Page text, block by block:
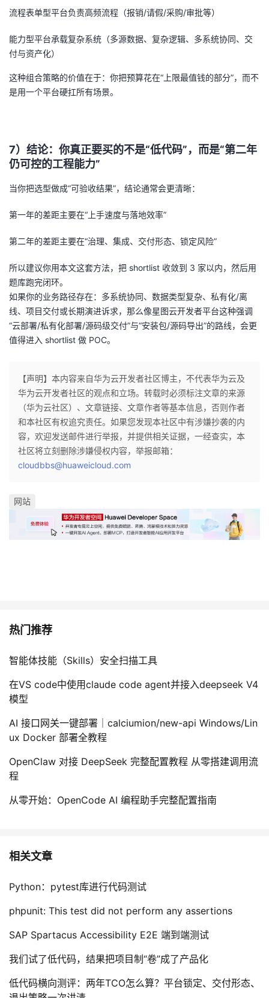
流程表单型平台负责高频流程（报销/请假/采购/审批等）
能力型平台承载复杂系统（多源数据、复杂逻辑、多系统协同、交
付与资产化）
这种组合策略的价值在于：你把预算花在“上限最值钱的部分”，而不
是用一个平台硬扛所有场景。
7）结论：你真正要买的不是“低代码”，而是“第二年
仍可控的工程能力”
当你把选型做成“可验收结果”，结论通常会更清晰：
第一年的差距主要在“上手速度与落地效率”
第二年的差距主要在“治理、集成、交付形态、锁定风险”
所以建议你用本文这套方法，把 shortlist 收敛到 3 家以内，然后用
题库跑完闭环。
如果你的业务路径存在：多系统协同、数据类型复杂、私有化/离
线、项目交付或长期演进诉求，那么像星图云开发者平台这种强调
“云部署/私有化部署/源码级交付”与“安装包/源码导出”的路线，会更
值得进入 shortlist 做 POC。
【声明】本内容来自华为云开发者社区博主，不代表华为云及
华为云开发者社区的观点和立场。转载时必须标注文章的来源
（华为云社区）、文章链接、文章作者等基本信息，否则作者
和本社区有权追究责任。如果您发现本社区中有涉嫌抄袭的内
容，欢迎发送邮件进行举报，并提供相关证据，一经查实，本
社区将立刻删除涉嫌侵权内容，举报邮箱：
cloudbbs@huaweicloud.com
网站
热门推荐
智能体技能（Skills）安全扫描工具
在VS code中使用claude code agent并接入deepseek V4
模型
AI 接口网关一键部署｜calciumion/new-api Windows/Lin
ux Docker 部署全教程
OpenClaw 对接 DeepSeek 完整配置教程 从零搭建调用流
程
从零开始：OpenCode AI 编程助手完整配置指南
相关文章
Python：pytest库进行代码测试
phpunit: This test did not perform any assertions
SAP Spartacus Accessibility E2E 端到端测试
我们试了低代码，结果把项目制“卷”成了产品化
低代码横向测评：两年TCO怎么算？平台锁定、交付形态、